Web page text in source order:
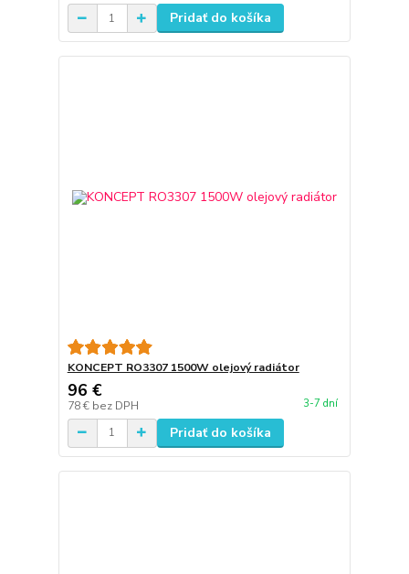
Pridať do košíka
KONCEPT RO3307 1500W olejový radiátor
96 €
78 € bez DPH 3-7 dní
Pridať do košíka